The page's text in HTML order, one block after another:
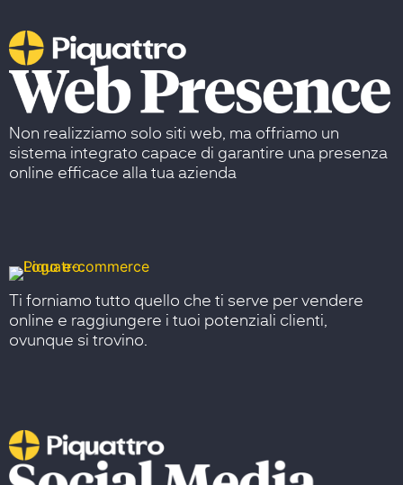
Non realizziamo solo siti web, ma offriamo un
sistema integrato capace di garantire una presenza
online efficace alla tua azienda
Ti forniamo tutto quello che ti serve per vendere
online e raggiungere i tuoi potenziali clienti,
ovunque si trovino.